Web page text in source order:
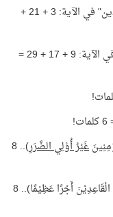
مجموع المراتب الثلاث التي احتلها لفظ "القاعدين" في الآية: 3 + 21 +
مجموع المراتب التي احتلها لفظ "المجاهدين" في الآية: 9 + 17 + 29 =
غَيْرُ أُوْلِي الضَّرَرِ
).. 8
لاحظ خاتمة الآية: (وَفَضَّلَ اللَّهُ الْمُجَاهِدِيْنَ عَلَى الْقَاعِدِيْنَ أَجْرًا عَظِيْمًا).. 8